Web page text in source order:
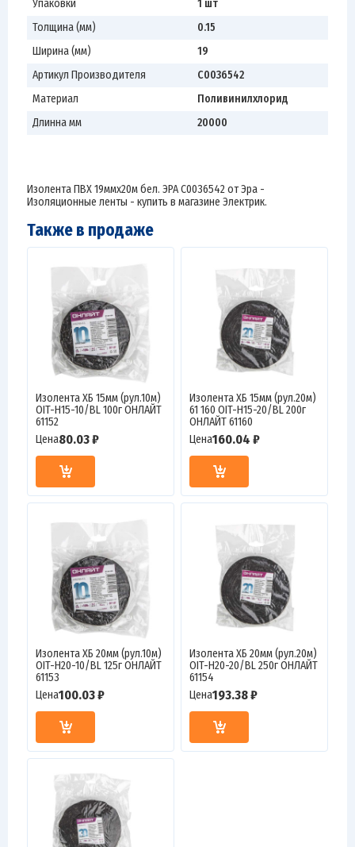
Упаковки
1 шт
Толщина (мм)
0.15
Ширина (мм)
19
Артикул Производителя
C0036542
Материал
Поливинилхлорид
Длинна мм
20000
Изолента ПВХ 19ммх20м бел. ЭРА C0036542 от Эра -
Изоляционные ленты - купить в магазине Электрик.
Также в продаже
Изолента ХБ 15мм (рул.10м)
OIT-H15-10/BL 100г ОНЛАЙТ
61152
Цена80.03 ₽
Изолента ХБ 15мм (рул.20м)
61 160 OIT-H15-20/BL 200г
ОНЛАЙТ 61160
Цена160.04 ₽
Изолента ХБ 20мм (рул.10м)
OIT-H20-10/BL 125г ОНЛАЙТ
61153
Цена100.03 ₽
Изолента ХБ 20мм (рул.20м)
OIT-H20-20/BL 250г ОНЛАЙТ
61154
Цена193.38 ₽